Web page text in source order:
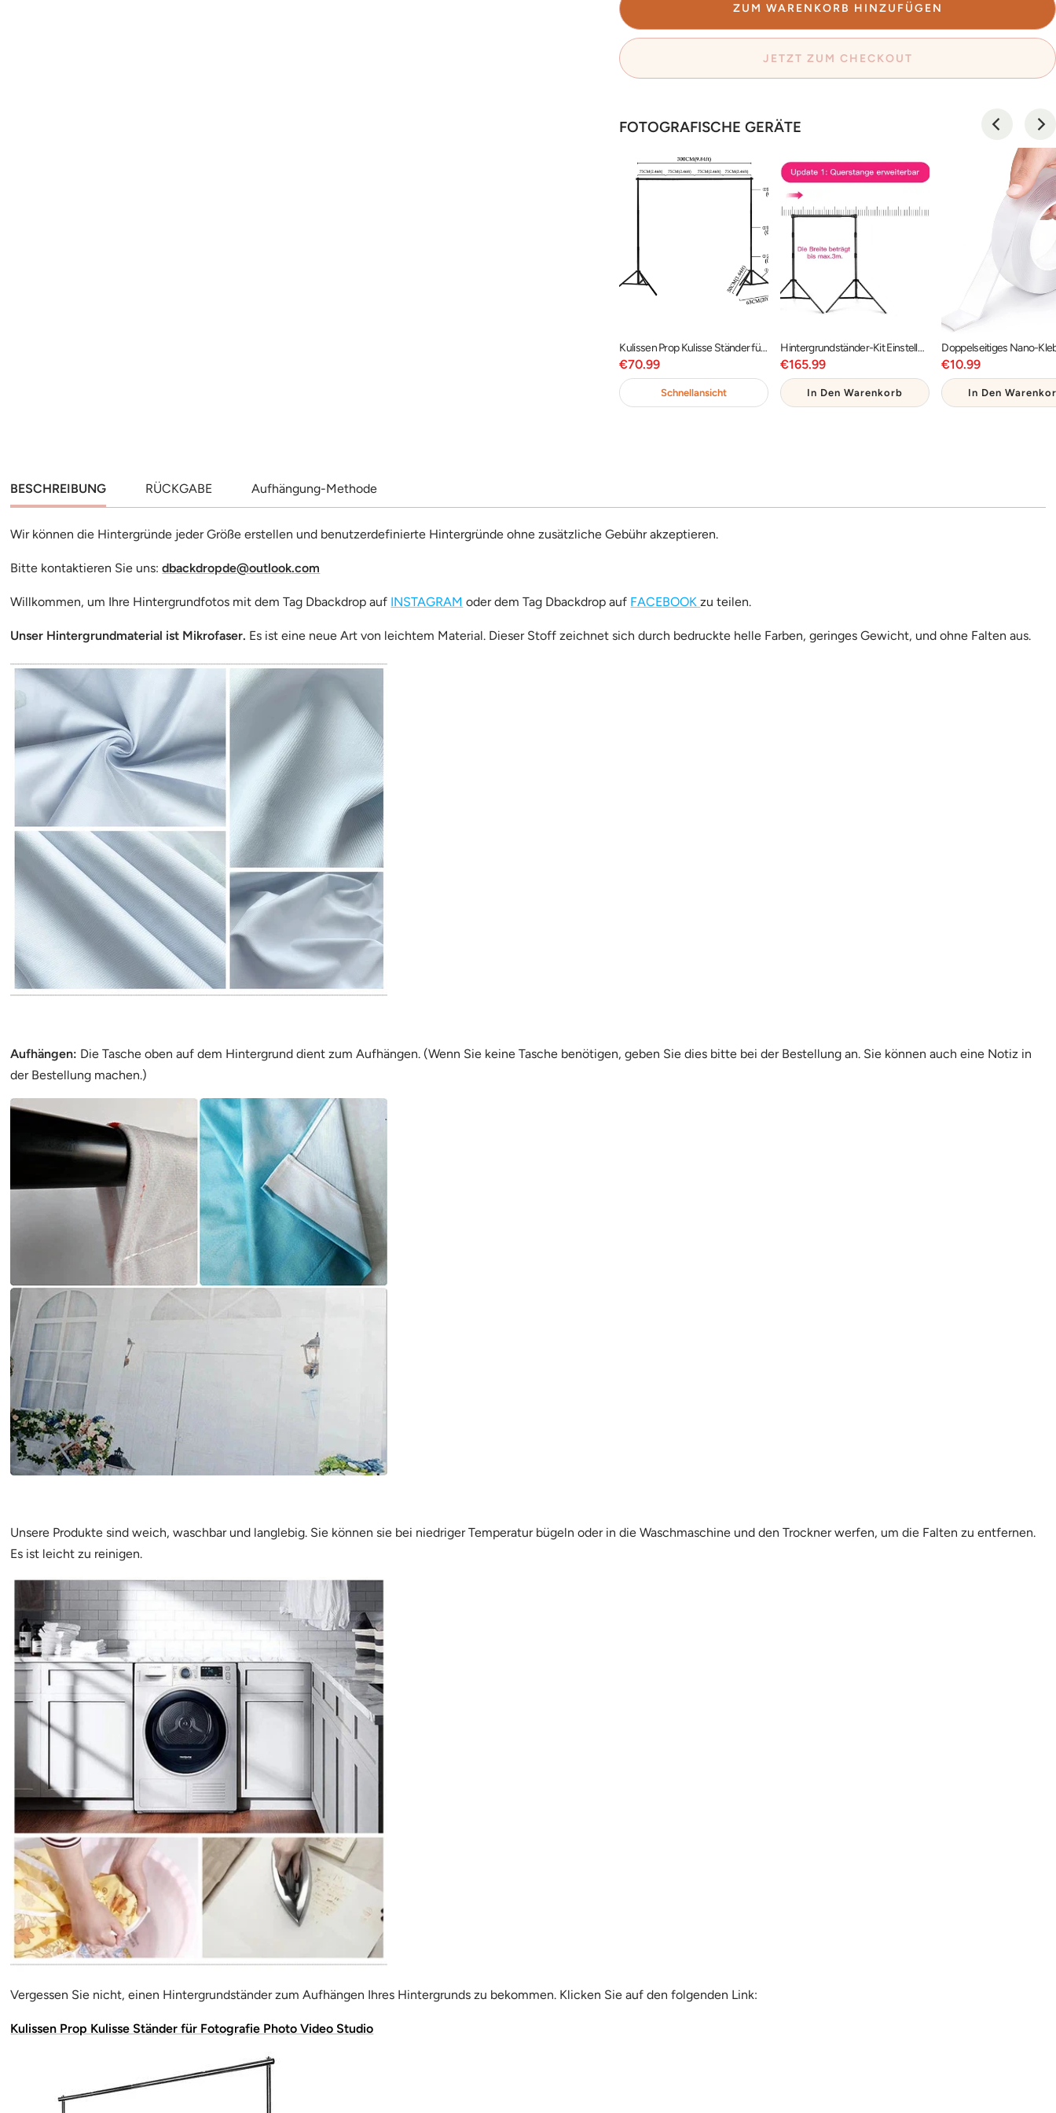
ZUM WARENKORB HINZUFÜGEN
JETZT ZUM CHECKOUT
FOTOGRAFISCHE GERÄTE
Kulissen Prop Kulisse Ständer für Fotografie Photo Video Studio PROP-RF0005
Angebotspreis
€70.99
Schnellansicht
Hintergrundständer-Kit Einstellbares Hintergrund-Stützsystem PR2
Angebotspreis
€165.99
In Den Warenkorb
€10.99
In Den
BESCHREIBUNG RÜCKGABE Aufhängung-Methode
Wir können die Hintergründe jeder Größe erstellen und benutzerdefinierte Hintergründe ohne zusätzliche Gebühr akzeptieren.
Bitte kontaktieren Sie uns:dbackdropde@outlook.com
Willkommen, um Ihre Hintergrundfotos mit dem Tag Dbackdrop auf INSTAGRAM oder dem Tag Dbackdrop auf FACEBOOK zu teilen.
Unser Hintergrundmaterial ist Mikrofaser. Es ist eine neue Art von leichtem Material. Dieser Stoff zeichnet sich durch bedruckte helle Farben, geringes Gewicht, und ohne Falten aus.
Aufhängen: Die Tasche oben auf dem Hintergrund dient zum Aufhängen. (Wenn Sie keine Tasche benötigen, geben Sie dies bitte bei der Bestellung an. Sie können auch eine Notiz in
der Bestellung machen.)
Unsere Produkte sind weich, waschbar und langlebig. Sie können sie bei niedriger Temperatur bügeln oder in die Waschmaschine und den Trockner werfen, um die Falten zu entfernen.
Es ist leicht zu reinigen.
Vergessen Sie nicht, einen Hintergrundständer zum Aufhängen Ihres Hintergrunds zu bekommen. Klicken Sie auf den folgenden Link:
Kulissen Prop Kulisse Ständer für Fotografie Photo Video Studio